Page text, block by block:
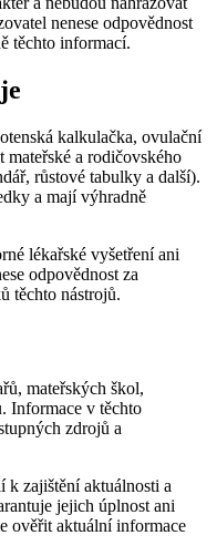
nenese odpovědnost
těchto informací.
kalkulačka, ovulační
a rodičovského
růstové tabulky a další).
a mají výhradně
lékařské vyšetření ani
odpovědnost za
těchto nástrojů.
mateřských škol,
Informace v těchto
zdrojů a
k zajištění aktuálnosti a
jejich úplnost ani
ověřit aktuální informace